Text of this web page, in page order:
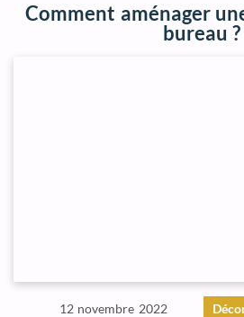
Comment aménager
bureau ?
12 novembre 2022